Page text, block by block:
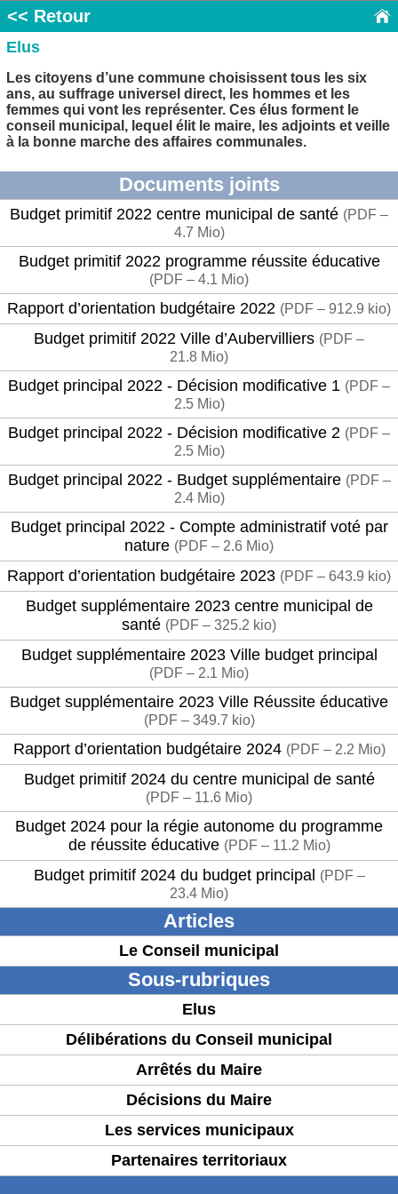
<< Retour
Elus
Les citoyens d’une commune choisissent tous les six
ans, au suffrage universel direct, les hommes et les
femmes qui vont les représenter. Ces élus forment le
conseil municipal, lequel élit le maire, les adjoints et veille
à la bonne marche des affaires communales.
Documents joints
Budget primitif 2022 centre municipal de santé (PDF –
4.7 Mio)
Budget primitif 2022 programme réussite éducative
(PDF – 4.1 Mio)
Rapport d’orientation budgétaire 2022 (PDF – 912.9 kio)
Budget primitif 2022 Ville d’Aubervilliers (PDF –
21.8 Mio)
Budget principal 2022 - Décision modificative 1 (PDF –
2.5 Mio)
Budget principal 2022 - Décision modificative 2 (PDF –
2.5 Mio)
Budget principal 2022 - Budget supplémentaire (PDF –
2.4 Mio)
Budget principal 2022 - Compte administratif voté par
nature (PDF – 2.6 Mio)
Rapport d’orientation budgétaire 2023 (PDF – 643.9 kio)
Budget supplémentaire 2023 centre municipal de
santé (PDF – 325.2 kio)
Budget supplémentaire 2023 Ville budget principal
(PDF – 2.1 Mio)
Budget supplémentaire 2023 Ville Réussite éducative
(PDF – 349.7 kio)
Rapport d’orientation budgétaire 2024 (PDF – 2.2 Mio)
Budget primitif 2024 du centre municipal de santé
(PDF – 11.6 Mio)
Budget 2024 pour la régie autonome du programme
de réussite éducative (PDF – 11.2 Mio)
Budget primitif 2024 du budget principal (PDF –
23.4 Mio)
Articles
Le Conseil municipal
Sous-rubriques
Elus
Délibérations du Conseil municipal
Arrêtés du Maire
Décisions du Maire
Les services municipaux
Partenaires territoriaux